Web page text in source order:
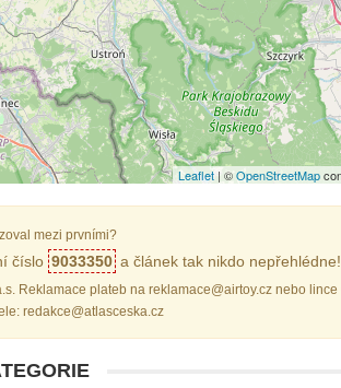
Leaflet| ©OpenStreetMap
mezi prvními?
číslo 9033350 a článek tak nikdo nepřehlédne!
Reklamace plateb na reklamace@airtoy.cz nebo lince
redakce@atlasceska.cz